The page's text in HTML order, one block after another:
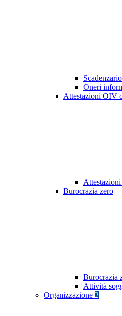
Oneri
Attestazioni OIV
Burocrazia zero
Burocrazia
Attività
Organizzazione 2